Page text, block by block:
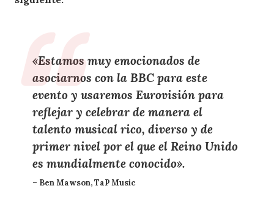
«Estamos muy emocionados de
asociarnos con la BBC para este
evento y usaremos Eurovisión para
reflejar y celebrar de manera el
talento musical rico, diverso y de
primer nivel por el que el Reino Unido
es mundialmente conocido».
– Ben Mawson, TaP Music